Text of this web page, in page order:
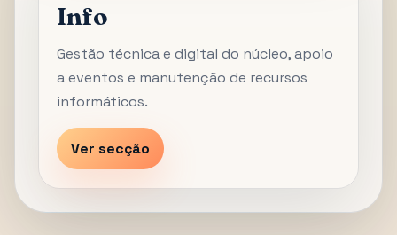
Info
Gestão técnica e digital do núcleo, apoio
a eventos e manutenção de recursos
informáticos.
Ver secção